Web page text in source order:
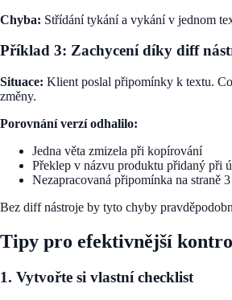
Chyba: Střídání tykání a vykání v jednom
Příklad 3: Zachycení díky diff
Situace: Klient poslal připomínky k textu.
změny.
Porovnání verzí odhalilo:
Jedna věta zmizela při kopírování
Překlep v názvu produktu přidaný při
Nezapracovaná připomínka na straně 3
Bez diff nástroje by tyto chyby
Tipy pro efektivnější
1. Vytvořte si vlastní checklist